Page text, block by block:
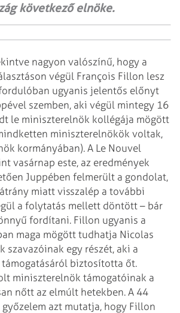
következő elnöke.
nagyon valószínű, hogy a
végül François Fillon lesz
ugyanis jelentős előnyt
szemben, aki végül mintegy 16
le miniszterelnök kollégája mögött
miniszterelnökök voltak,
kormányában). A Le Nouvel
vasárnap este, az eredmények
Juppében felmerült a gondolat,
miatt visszalép a további
a folytatás mellett döntött – bár
fordítani. Fillon ugyanis a
maga mögött tudhatja Nicolas
szavazóinak egy részét, aki a
biztosította őt.
miniszterelnök támogatóinak a
nőtt az elmúlt hetekben. A 44
győzelem azt mutatja, hogy Fillon